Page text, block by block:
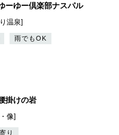
ーゆー倶楽部ナスパル
温泉]
雨でもOK
掛けの岩
像]
り